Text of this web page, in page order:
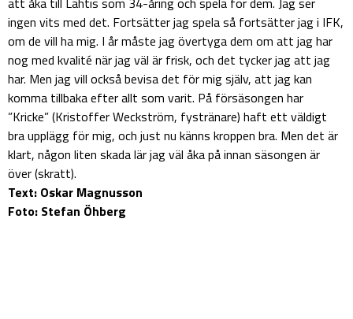
ingen vits med det. Fortsätter jag spela så fortsätter jag i IFK,
om de vill ha mig. I år måste jag övertyga dem om att jag har
nog med kvalité när jag väl är frisk, och det tycker jag att jag
har. Men jag vill också bevisa det för mig själv, att jag kan
komma tillbaka efter allt som varit. På försäsongen har
”Kricke” (Kristoffer Weckström, fystränare) haft ett väldigt
bra upplägg för mig, och just nu känns kroppen bra. Men det är
klart, någon liten skada lär jag väl åka på innan säsongen är
över (skratt).
Text: Oskar Magnusson
Foto: Stefan Öhberg